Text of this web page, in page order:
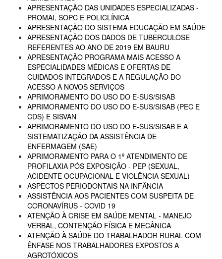
APRESENTAÇÃO DAS UNIDADES ESPECIALIZADAS -
PROMAI, SOPC E POLICLÍNICA
APRESENTAÇÃO DO SISTEMA EDUCAÇÃO EM SAÚDE
APRESENTAÇÃO DOS DADOS DE TUBERCULOSE
REFERENTES AO ANO DE 2019 EM BAURU
APRESENTAÇÃO PROGRAMA MAIS ACESSO A
ESPECIALIDADES MÉDICAS E OFERTAS DE
CUIDADOS INTEGRADOS E A REGULAÇÃO DO
ACESSO A NOVOS SERVIÇOS
APRIMORAMENTO DO USO DO E-SUS/SISAB
APRIMORAMENTO DO USO DO E-SUS/SISAB (PEC E
CDS) E SISVAN
APRIMORAMENTO DO USO DO E-SUS/SISAB E A
SISTEMATIZAÇÃO DA ASSISTÊNCIA DE
ENFERMAGEM (SAE)
APRIMORAMENTO PARA O 1º ATENDIMENTO DE
PROFILAXIA PÓS EXPOSIÇÃO - PEP (SEXUAL,
ACIDENTE OCUPACIONAL E VIOLÊNCIA SEXUAL)
ASPECTOS PERIODONTAIS NA INFÂNCIA
ASSISTÊNCIA AOS PACIENTES COM SUSPEITA DE
CORONAVÍRUS - COVID 19
ATENÇÃO À CRISE EM SAÚDE MENTAL - MANEJO
VERBAL, CONTENÇÃO FÍSICA E MECÂNICA
ATENÇÃO À SAÚDE DO TRABALHADOR RURAL COM
ÊNFASE NOS TRABALHADORES EXPOSTOS A
AGROTÓXICOS